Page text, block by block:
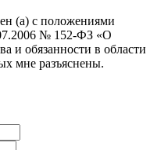
(а) с положениями
№ 152-ФЗ «О
и обязанности в области
мне разъяснены.